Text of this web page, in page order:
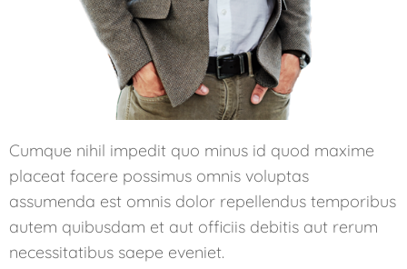
Cumque nihil impedit quo minus id quod maxime
placeat facere possimus omnis voluptas
assumenda est omnis dolor repellendus temporibus
autem quibusdam et aut officiis debitis aut rerum
necessitatibus saepe eveniet.